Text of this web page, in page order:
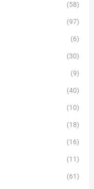
(58)
(97)
(6)
(30)
(9)
(40)
(10)
(18)
(16)
(11)
(61)